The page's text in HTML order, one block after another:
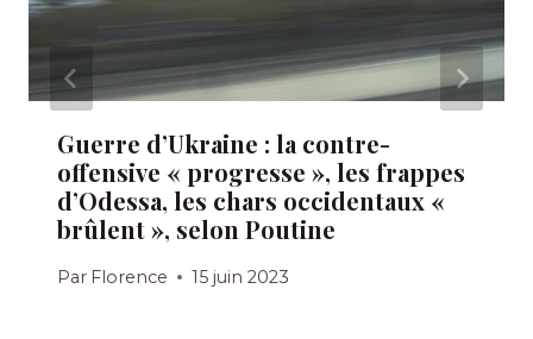
Guerre d’Ukraine : la contre-
offensive « progresse », les frappes
d’Odessa, les chars occidentaux «
brûlent », selon Poutine
Par Florence 15 juin 2023